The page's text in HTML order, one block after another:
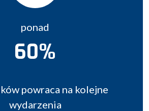
ponad
60%
powraca na kolejne
wydarzenia